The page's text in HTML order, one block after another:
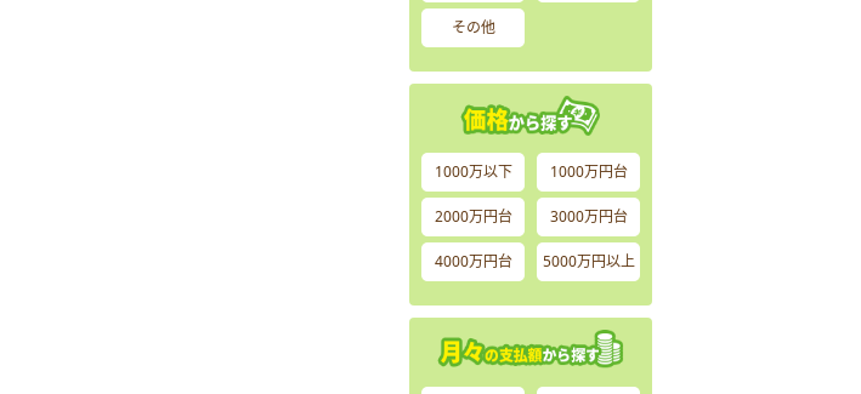
その他
1000万以下 1000万円台
2000万円台 3000万円台
4000万円台 5000万円以上